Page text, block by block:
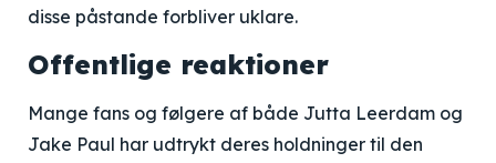
disse påstande forbliver uklare.
Offentlige reaktioner
Mange fans og følgere af både Jutta Leerdam og
Jake Paul har udtrykt deres holdninger til den